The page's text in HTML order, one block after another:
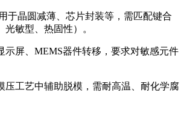
于晶圆减薄、芯片封装等，需匹配键合
敏型、热固性）。
屏、 MEMS器件转移，要求对敏感元件
压工艺中辅助脱模，需耐高温、耐化学腐